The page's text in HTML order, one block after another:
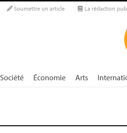
Soumettre un article La rédaction
Société Économie Arts